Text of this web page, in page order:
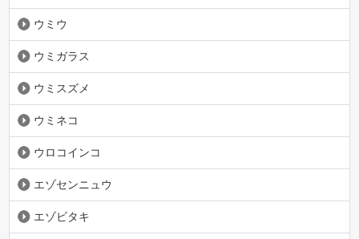
ウミウ
ウミガラス
ウミスズメ
ウミネコ
ウロコインコ
エゾセンニュウ
エゾビタキ